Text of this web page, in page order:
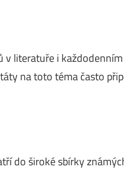
literatuře i
na toto téma často
do široké sbírky